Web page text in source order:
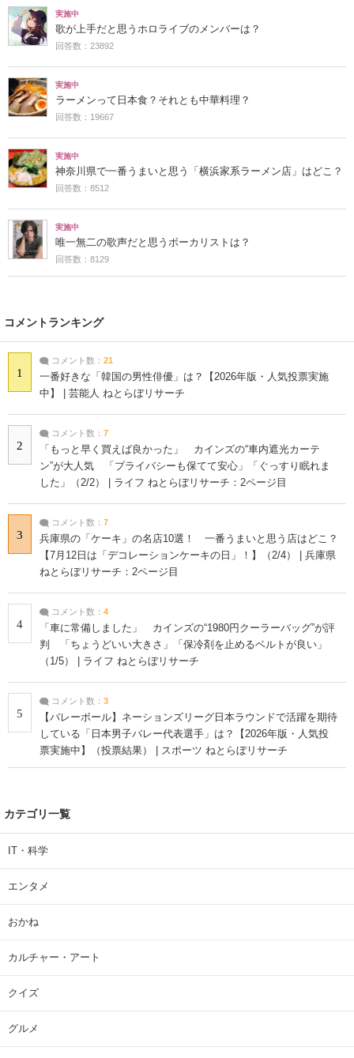
実施中
歌が上手だと思うホロライブのメンバーは？
回答数：23892
実施中
ラーメンって日本食？それとも中華料理？
回答数：19667
実施中
神奈川県で一番うまいと思う「横浜家系ラーメン店」はどこ？
回答数：8512
実施中
唯一無二の歌声だと思うボーカリストは？
回答数：8129
コメントランキング
1
コメント数： 21
一番好きな「韓国の男性俳優」は？【2026年版・人気投票実施
中】 | 芸能人 ねとらぼリサーチ
2
コメント数： 7
「もっと早く買えば良かった」 カインズの“車内遮光カーテ
ン”が大人気 「プライバシーも保てて安心」「ぐっすり眠れま
した」（2/2） | ライフ ねとらぼリサーチ：2ページ目
3
コメント数： 7
兵庫県の「ケーキ」の名店10選！ 一番うまいと思う店はどこ？
【7月12日は「デコレーションケーキの日」！】（2/4） | 兵庫県
ねとらぼリサーチ：2ページ目
4
コメント数： 4
「車に常備しました」 カインズの“1980円クーラーバッグ”が評
判 「ちょうどいい大きさ」「保冷剤を止めるベルトが良い」
（1/5） | ライフ ねとらぼリサーチ
5
コメント数： 3
【バレーボール】ネーションズリーグ日本ラウンドで活躍を期待
している「日本男子バレー代表選手」は？【2026年版・人気投
票実施中】（投票結果） | スポーツ ねとらぼリサーチ
カテゴリ一覧
IT・科学
エンタメ
おかね
カルチャー・アート
クイズ
グルメ